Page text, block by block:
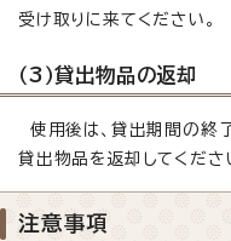
受け取りに来てください。
（3）貸出物品の返却
使用後は、貸出期間の終
貸出物品を返却してくださ
注意事項